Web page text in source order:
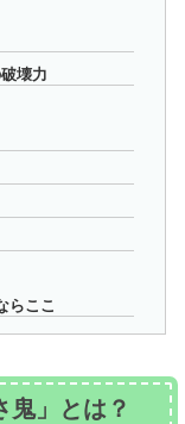
壊力
らここ
鬼」とは？